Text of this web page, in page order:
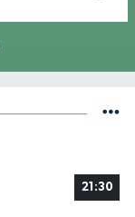
21:30